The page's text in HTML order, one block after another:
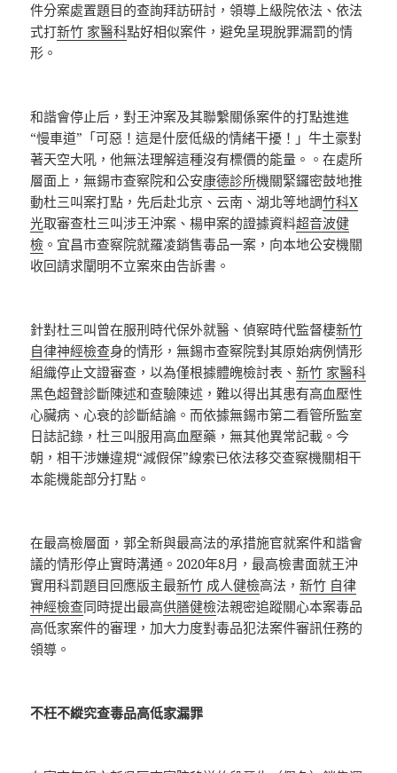
件分案處置題目的查詢拜訪研討，領導上級院依法、依法
式打新竹 家醫科點好相似案件，避免呈現脫罪漏罰的情
形。
和諧會停止后，對王沖案及其聯繫關係案件的打點進進
“慢車道”「可惡！這是什麼低級的情緒干擾！」牛土豪對
著天空大吼，他無法理解這種沒有標價的能量。。在處所
層面上，無錫市查察院和公安康德診所機關緊鑼密鼓地推
動杜三叫案打點，先后赴北京、云南、湖北等地調竹科X
光取審查杜三叫涉王沖案、楊申案的證據資料超音波健
檢 。宜昌市查察院就羅凌銷售毒品一案，向本地公安機關
收回請求闡明不立案來由告訴書。
針對杜三叫曾在服刑時代保外就醫、偵察時代監督棲新竹
自律神經檢查身的情形，無錫市查察院對其原始病例情形
組織停止文證審查，以為僅根據體魄檢討表、新竹 家醫科
黑色超聲診斷陳述和查驗陳述，難以得出其患有高血壓性
心臟病、心衰的診斷結論。而依據無錫市第二看管所監室
日誌記錄，杜三叫服用高血壓藥，無其他異常記載。今
朝，相干涉嫌違規“減假保”線索已依法移交查察機關相干
本能機能部分打點。
在最高檢層面，郭全新與最高法的承措施官就案件和諧會
議的情形停止實時溝通。2020年8月，最高檢書面就王沖
實用科罰題目回應版主最新竹 成人健檢高法，新竹 自律
神經檢查同時提出最高供膳健檢法親密追蹤關心本案毒品
高低家案件的審理，加大力度對毒品犯法案件審訊任務的
領導。
不枉不縱究查毒品高低家漏罪